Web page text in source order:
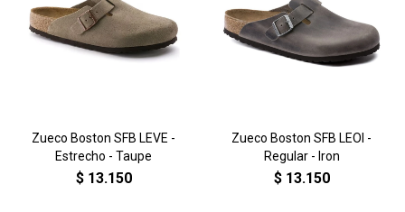
Zueco Boston SFB LEVE -
Estrecho - Taupe
$ 13.150
Zueco Boston SFB LEOI -
Regular - Iron
$ 13.150